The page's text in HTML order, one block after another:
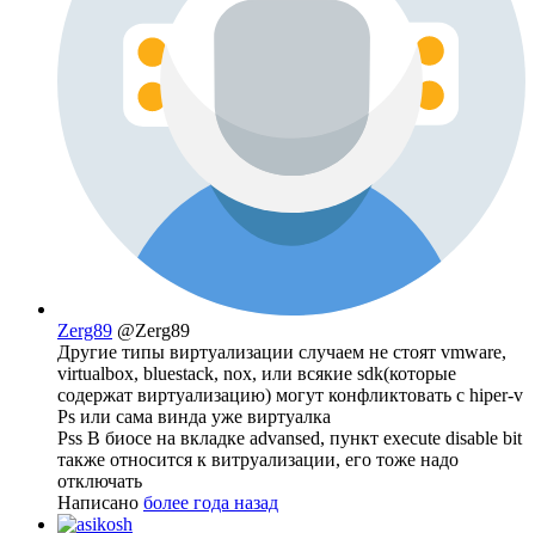
Zerg89 @Zerg89
Другие типы виртуализации случаем не стоят vmware,
virtualbox, bluestack, nox, или всякие sdk(которые
содержат виртуализацию) могут конфликтовать с hiper-v
Ps или сама винда уже виртуалка
Pss В биосе на вкладке advansed, пункт execute disable bit
также относится к витруализации, его тоже надо
отключать
Написано более года назад